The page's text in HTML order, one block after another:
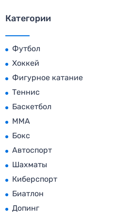
Категории
Футбол
Хоккей
Фигурное катание
Теннис
Баскетбол
MMA
Бокс
Автоспорт
Шахматы
Киберспорт
Биатлон
Допинг